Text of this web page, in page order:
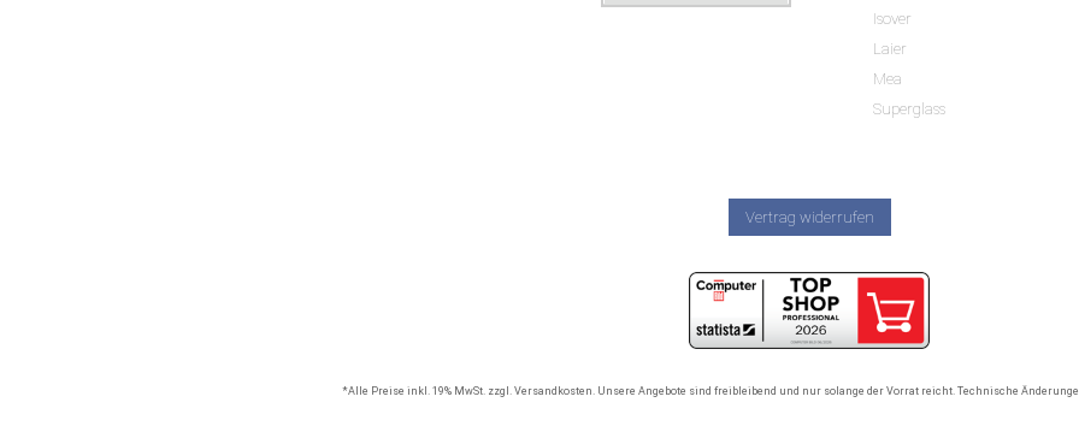
Isover
Laier
Mea
Superglass
Vertrag widerrufen
*Alle Preise inkl. 19% MwSt. zzgl. Versandkosten. Unsere Angebote sind freibleibend und nur solange der Vorrat reicht. Technische